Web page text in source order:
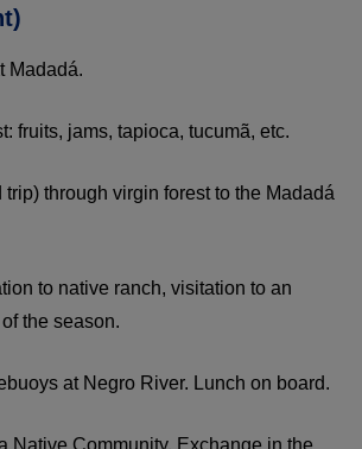
Madadá.
fruits, jams, tapioca, tucumã, etc.
through virgin forest to the Madadá
to native ranch, visitation to an
the season.
at Negro River. Lunch on board.
Native Community. Exchange in the